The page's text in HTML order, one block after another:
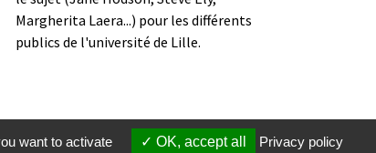
Margherita Laera...) pour les différents
publics de l'université de Lille.
want to activate OK, accept all Privacy policy